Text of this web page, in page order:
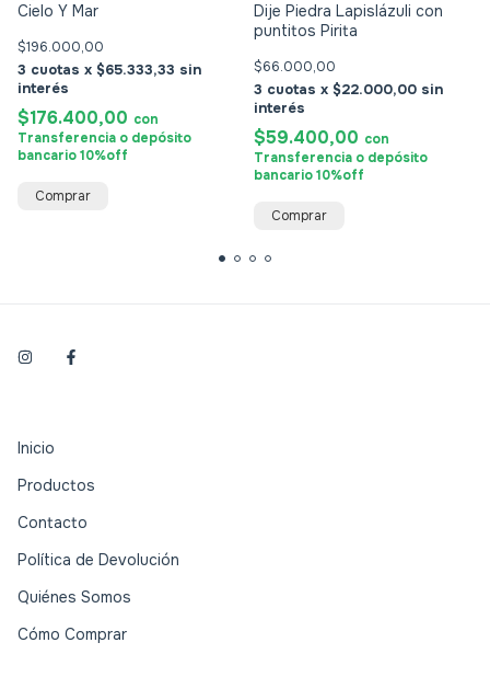
Cielo Y Mar
$196.000,00
3 $65.333,33
$176.400,00 con
Transferencia o depósito
bancario 10%off
Comprar
Dije Piedra Lapislázuli con
puntitos Pirita
$66.000,00
3 $22.000,00
$59.400,00 con
Transferencia o depósito
bancario 10%off
Comprar
Inicio
Productos
Contacto
Política de Devolución
Quiénes Somos
Cómo Comprar